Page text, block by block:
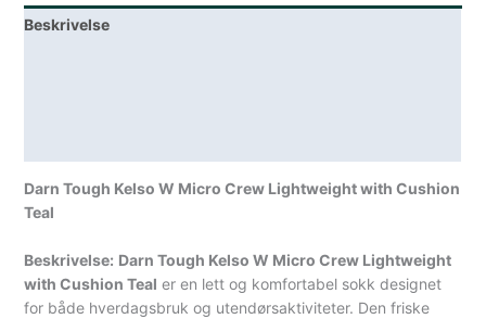
Beskrivelse
Darn Tough Kelso W Micro Crew Lightweight with Cushion
Teal
Beskrivelse: Darn Tough Kelso W Micro Crew Lightweight
with Cushion Teal er en lett og komfortabel sokk designet
for både hverdagsbruk og utendørsaktiviteter. Den friske